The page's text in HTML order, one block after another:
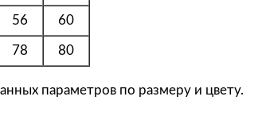
у
56 60
78 80
параметров по размеру и цвету.